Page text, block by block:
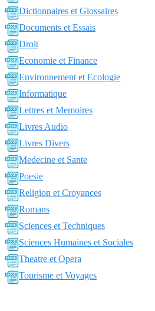
Dictionnaires et Glossaires
Documents et Essais
Droit
Economie et Finance
Environnement et Ecologie
Informatique
Lettres et Memoires
Livres Audio
Livres Divers
Medecine et Sante
Poesie
Religion et Croyances
Romans
Sciences et Techniques
Sciences Humaines et Sociales
Theatre et Opera
Tourisme et Voyages